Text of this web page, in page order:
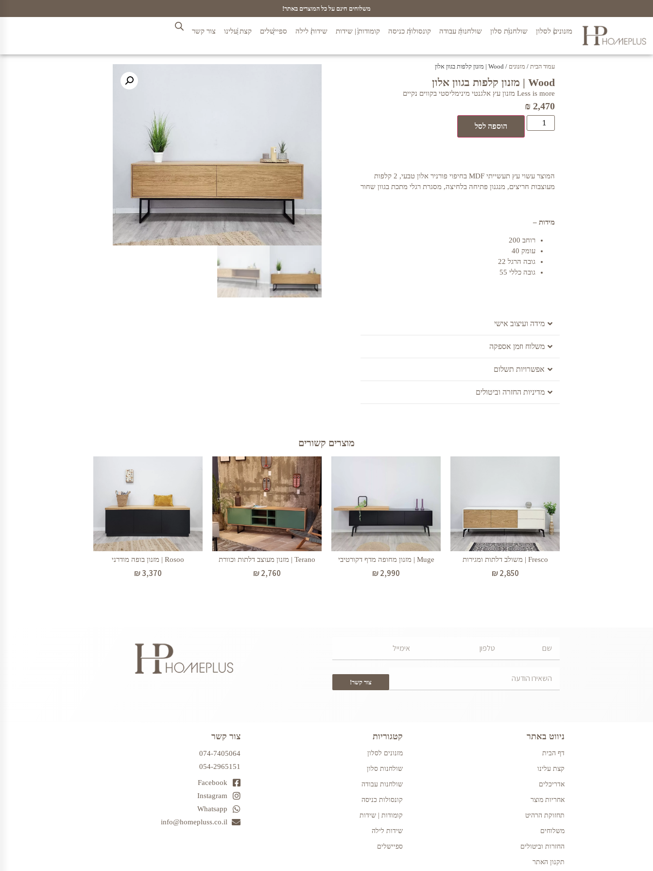
משלוחים חינם על כל המוצרים באתר!
מזנונים לסלון שולחנות סלון שולחנות עבודה קונסולות כניסה קומודות | שידות שידות לילה ספיישלים קצת עלינו צור קשר
עמוד הבית / מזנונים / Wood | מזנון קלפות בגוון אלון
Wood | מזנון קלפות בגוון אלון
Less is more מזנון עץ אלגנטי מינימליסטי בקווים נקיים
₪ 2,470
הוספה לסל
המוצר עשוי עץ תעשייתי MDF בחיפוי פורניר אלון טבעי, 2 קלפות
מעוצבות חריצים, מנגנון פתיחה בלחיצה, מסגרת רגלי מתכת בגוון שחור
מידות –
רוחב 200
עומק 40
גובה הרגל 22
גובה כללי 55
מידה ועיצוב אישי
משלוח וזמן אספקה
אפשרויות תשלום
מדיניות החזרה וביטולים
מוצרים קשורים
Fresco | משולב דלתות ומגירות
₪2,850
Muge | מזנון מחופה מדף דקורטיבי
₪2,990
Terano | מזנון מעוצב דלתות וכוורת
₪2,760
Rosoo | מזנון בופה מודרני
₪3,370
צור קשר!
ניווט באתר
דף הבית
קצת עלינו
אדריכלים
אחריות מוצר
תחזוקת הרהיט
משלוחים
החזרות וביטולים
תקנון האתר
קטגוריות
מזנונים לסלון
שולחנות סלון
שולחנות עבודה
קונסולות כניסה
קומודות | שידות
שידות לילה
ספיישלים
צור קשר
074-7405064
054-2965151
Facebook
Instagram
Whatsapp
info@homepluss.co.il